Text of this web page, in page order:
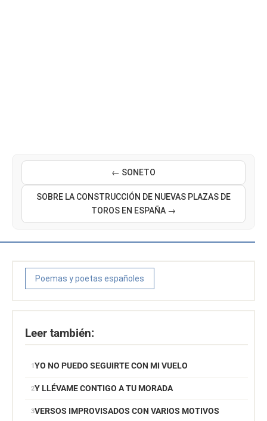
← SONETO
SOBRE LA CONSTRUCCIÓN DE NUEVAS PLAZAS DE
TOROS EN ESPAÑA →
Poemas y poetas españoles
Leer también:
YO NO PUEDO SEGUIRTE CON MI VUELO
Y LLÉVAME CONTIGO A TU MORADA
VERSOS IMPROVISADOS CON VARIOS MOTIVOS